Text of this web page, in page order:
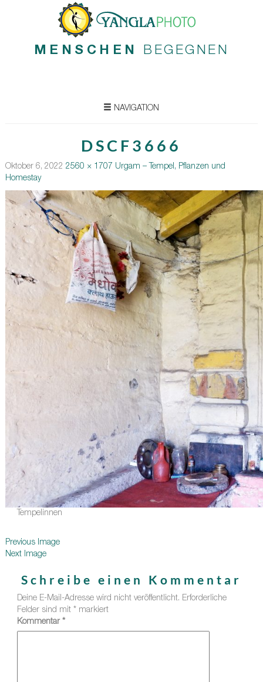
MENSCHEN BEGEGNEN
NAVIGATION
DSCF3666
Oktober 6, 2022 2560 × 1707 Urgam – Tempel, Pflanzen und
Homestay
Tempelinnen
Previous Image
Next Image
Schreibe einen Kommentar
Deine E-Mail-Adresse wird nicht veröffentlicht. Erforderliche
Felder sind mit * markiert
Kommentar *